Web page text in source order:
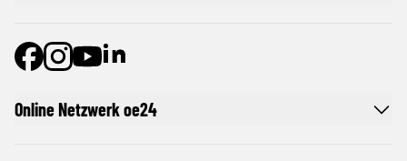
Online Netzwerk oe24